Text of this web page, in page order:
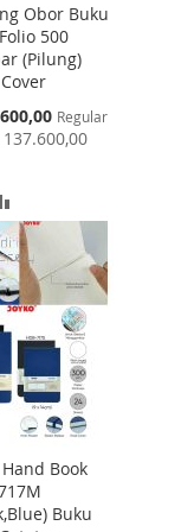
Obor Buku
500
(Pilung)
Regular
137.600,00
TO
COMPARE
Hand Book
Buku